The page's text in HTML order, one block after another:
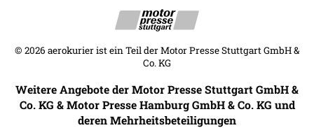
© 2026 aerokurier ist ein Teil der Motor Presse Stuttgart GmbH &
Co. KG
Weitere Angebote der Motor Presse Stuttgart GmbH &
Co. KG & Motor Presse Hamburg GmbH & Co. KG und
deren Mehrheitsbeteiligungen